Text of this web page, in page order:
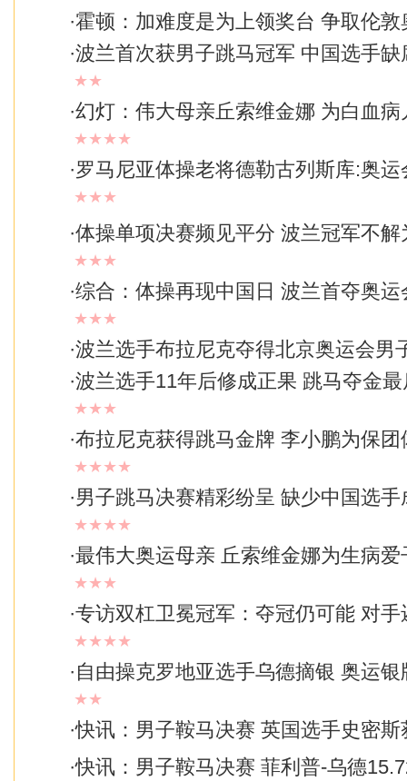
·霍顿：加难度是为上领奖台 争取伦敦
·波兰首次获男子跳马冠军 中国选手缺
★★
·幻灯：伟大母亲丘索维金娜 为白血病
★★★★
·罗马尼亚体操老将德勒古列斯库:奥
★★★
·体操单项决赛频见平分 波兰冠军不解
★★★
·综合：体操再现中国日 波兰首夺奥运
★★★
·波兰选手布拉尼克夺得北京奥运会男
·波兰选手11年后修成正果 跳马夺金
★★★
·布拉尼克获得跳马金牌 李小鹏为保团
★★★★
·男子跳马决赛精彩纷呈 缺少中国选
★★★★
·最伟大奥运母亲 丘索维金娜为生病爱
★★★
·专访双杠卫冕冠军：夺冠仍可能 对手
★★★★
· 自由操克罗地亚选手乌德摘银 奥运
★★
·快讯：男子鞍马决赛 英国选手史密斯
·快讯：男子鞍马决赛 菲利普-乌德